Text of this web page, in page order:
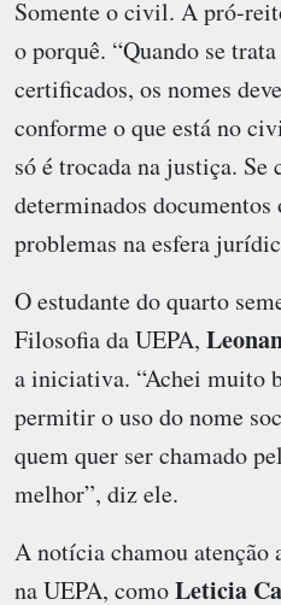
Somente o civil. A pró-
o porquê. “Quando se
certificados, os nomes
conforme o que está no
só é trocada na justiça. Se
determinados
problemas na esfera
O estudante do quarto
Filosofia da UEPA,
a iniciativa. “Achei muito
permitir o uso do nome
quem quer ser chamado
melhor”, diz ele.
A notícia chamou atenção
na UEPA, comoLeticia